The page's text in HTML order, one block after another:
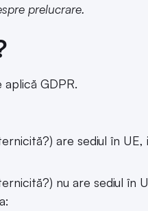
prelucrare.
GDPR.
are sediul în
nu are sediul în